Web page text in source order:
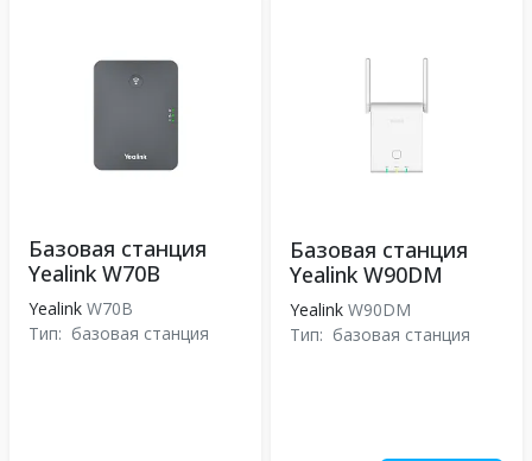
Базовая станция
Yealink W70B
Yealink W70B
Тип: базовая станция
Базовая станция
Yealink W90DM
Yealink W90DM
Тип: базовая станция